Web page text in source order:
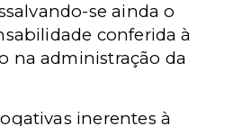
se ainda o
conferida à
na administração da
inerentes à